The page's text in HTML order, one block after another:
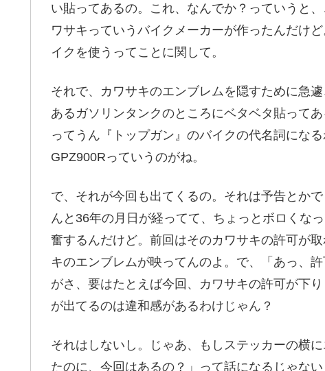
い貼ってあるの。これ、なんでか？っていうと
ワサキっていうバイクメーカーが作ったんだけ
イクを使うってことに関して。
それで、カワサキのエンブレムを隠すために急
あるガソリンタンクのところにベタベタ貼って
ってうん『トップガン』のバイクの代名詞にな
GPZ900Rっていうのがね。
で、それが今回も出てくるの。それは予告とか
んと36年の月日が経ってて、ちょっとボロくな
奮するんだけど。前回はそのカワサキの許可が
キのエンブレムが映ってんのよ。で、「あっ、
がさ、要はたとえば今回、カワサキの許可が下
が出てるのは違和感があるわけじゃん？
それはしないし。じゃあ、もしステッカーの横
たのに、今回はあるの？」って話になるじゃな